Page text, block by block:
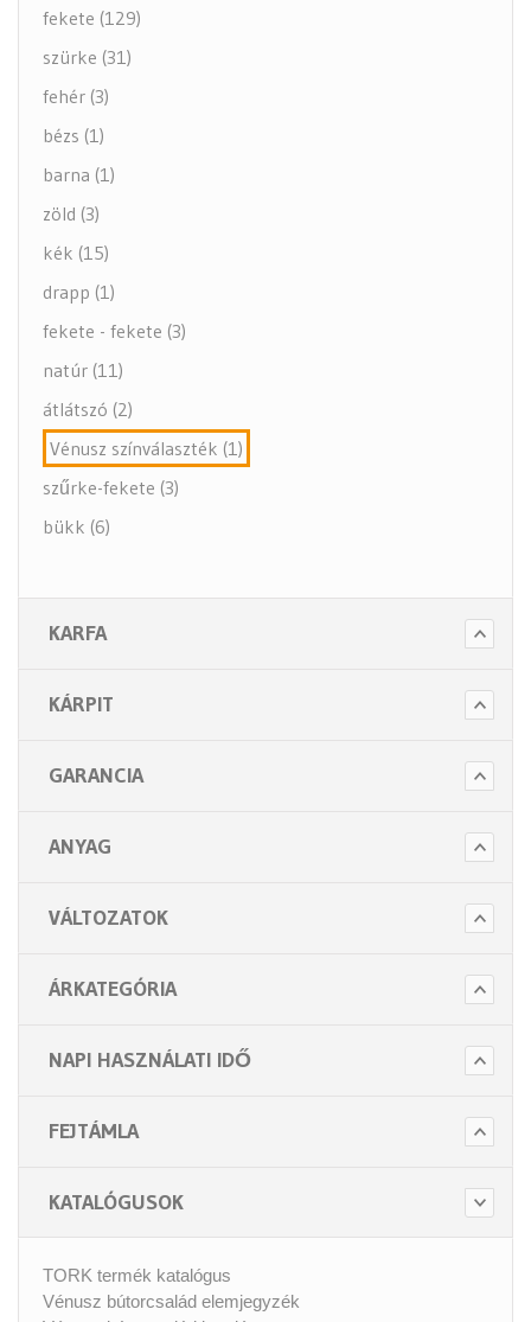
Higiénia (14 alkategória)
Kiegészítők (5 alkategória)
fekete (129)
szürke (31)
fehér (3)
bézs (1)
barna (1)
zöld (3)
kék (15)
drapp (1)
fekete - fekete (3)
natúr (11)
átlátszó (2)
Vénusz színválaszték (1)
szűrke-fekete (3)
bükk (6)
KARFA
KÁRPIT
GARANCIA
ANYAG
VÁLTOZATOK
ÁRKATEGÓRIA
NAPI HASZNÁLATI IDŐ
FEJTÁMLA
KATALÓGUSOK
TORK termék katalógus
Vénusz bútorcsalád elemjegyzék